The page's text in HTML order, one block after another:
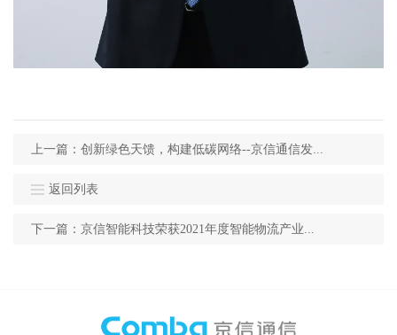
上一篇：创新绿色天馈，构建低碳网络--京信通信发...
返回列表
下一篇：京信智能科技荣获2021年度智能物流产业...